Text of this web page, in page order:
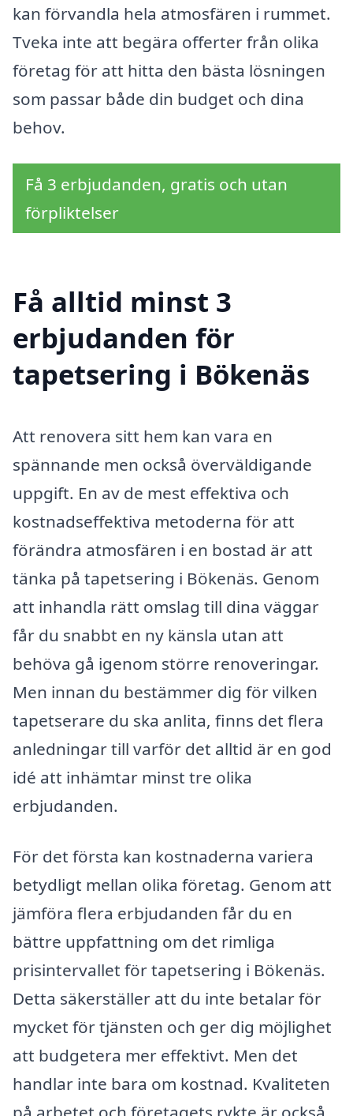
kan förvandla hela atmosfären i rummet.
Tveka inte att begära offerter från olika
företag för att hitta den bästa lösningen
som passar både din budget och dina
behov.
Få 3 erbjudanden, gratis och utan
förpliktelser
Få alltid minst 3
erbjudanden för
tapetsering i Bökenäs
Att renovera sitt hem kan vara en
spännande men också överväldigande
uppgift. En av de mest effektiva och
kostnadseffektiva metoderna för att
förändra atmosfären i en bostad är att
tänka på tapetsering i Bökenäs. Genom
att inhandla rätt omslag till dina väggar
får du snabbt en ny känsla utan att
behöva gå igenom större renoveringar.
Men innan du bestämmer dig för vilken
tapetserare du ska anlita, finns det flera
anledningar till varför det alltid är en god
idé att inhämtar minst tre olika
erbjudanden.
För det första kan kostnaderna variera
betydligt mellan olika företag. Genom att
jämföra flera erbjudanden får du en
bättre uppfattning om det rimliga
prisintervallet för tapetsering i Bökenäs.
Detta säkerställer att du inte betalar för
mycket för tjänsten och ger dig möjlighet
att budgetera mer effektivt. Men det
handlar inte bara om kostnad. Kvaliteten